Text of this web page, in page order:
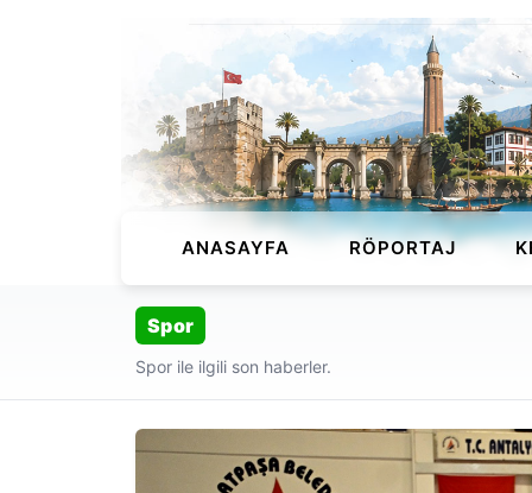
ANASAYFA RÖPORTAJ
Spor
Spor ile ilgili son haberler.